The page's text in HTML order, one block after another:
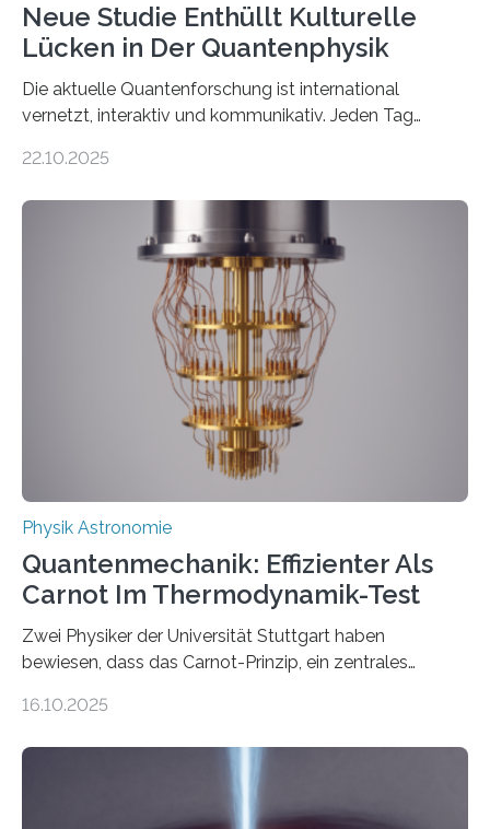
Neue Studie Enthüllt Kulturelle
Lücken in Der Quantenphysik
Die aktuelle Quantenforschung ist international
vernetzt, interaktiv und kommunikativ. Jeden Tag
oft von Autor*innen, die eng zusammenarbeiten. Neue
werden schnell weiterentwickelt. Dies ist der Alltag in
der Forschung der Quantentheorie, die dieses Jahr 100
Jahre alt geworden ist, weshalb die UNESCO 2025 zum
Internationalen Jahr der Quantenwissenschaft und -
technologie ausgerufen hat. Doch nun hat eine
internationale Forschungsgruppe um den
22.10.2025
Physik Astronomie
Quantenmechanik: Effizienter Als
Carnot Im Thermodynamik-Test
Zwei Physiker der Universität Stuttgart haben
bewiesen, dass das Carnot-Prinzip, ein zentrales
Größenordnung von Atomen gilt, deren physikalische
Quantenmotoren voranbringen. Das
16.10.2025